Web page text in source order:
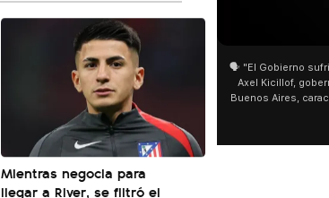
Mientras negocia para
llegar a River, se filtró el
01:05
🗣️ "El Gobierno sufrió una inmensa derrota" 🎙️
Axel Kicillof, gobernador de la Provincia de
Buenos Aires, caracterizó el proyecto de Ley
de Inviolabilidad de la Propiedad Privada
como "una lista sábana con temas nefastos"
y destacó "la movilización popular". 📌 La
declaración fue desde el santuario de San
Cayetano, donde también advirtió que "la
sociedad no solo sufre porque no llega sino